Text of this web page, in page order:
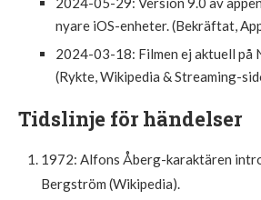
nyare iOS-enheter. (Bekräftat,
2024-03-18: Filmen ej aktuell på
(Rykte, Wikipedia & Streaming-
Tidslinje för händelser
1972: Alfons Åberg-karaktären
Bergström (Wikipedia).